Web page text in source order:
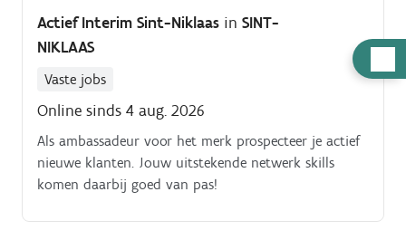
Actief Interim Sint-Niklaas in SINT-
NIKLAAS
Vaste jobs
Online sinds 4 aug. 2026
Als ambassadeur voor het merk prospecteer je actief
nieuwe klanten. Jouw uitstekende netwerk skills
komen daarbij goed van pas!